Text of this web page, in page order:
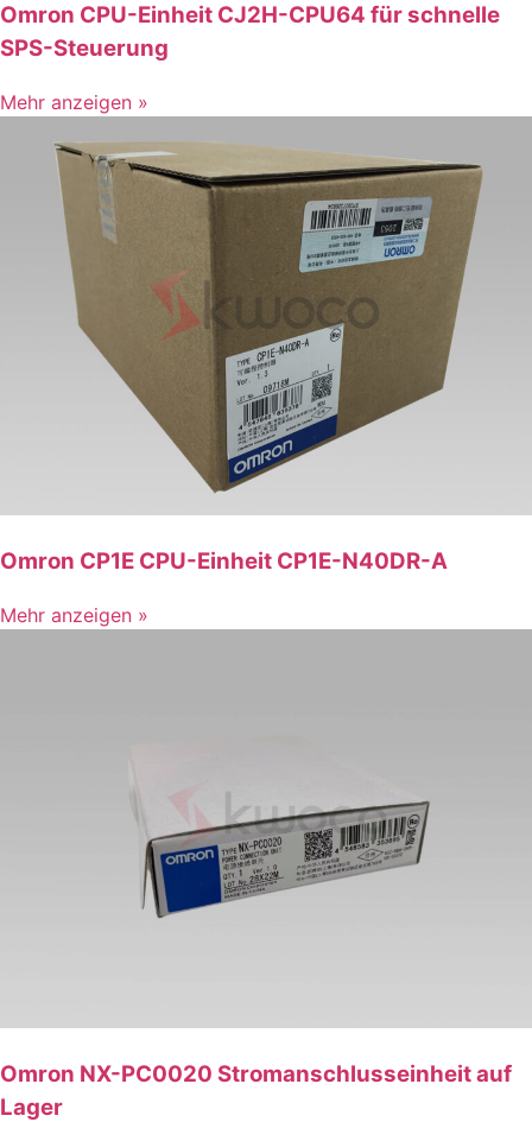
Omron CPU-Einheit CJ2H-CPU64 für schnelle
SPS-Steuerung
Mehr anzeigen »
Omron CP1E CPU-Einheit CP1E-N40DR-A
Mehr anzeigen »
Omron NX-PC0020 Stromanschlusseinheit auf
Lager